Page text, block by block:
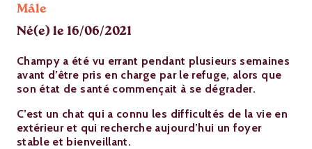
Mâle
Né(e) le 16/06/2021
Champy a été vu errant pendant plusieurs semaines
avant d’être pris en charge par le refuge, alors que
son état de santé commençait à se dégrader.
C’est un chat qui a connu les difficultés de la vie en
extérieur et qui recherche aujourd’hui un foyer
stable et bienveillant.